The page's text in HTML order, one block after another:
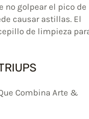
no golpear el pico de
causar astillas. El
de limpieza
Combina Arte &